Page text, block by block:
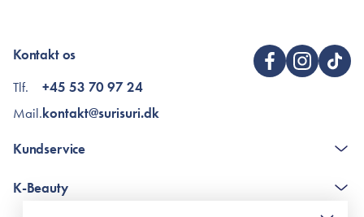
Kontakt os
Tlf.
Mail.
+45 53 70 97 24
kontakt@surisuri.dk
Kundservice
Poängshop - frågor och svar
K-Beauty